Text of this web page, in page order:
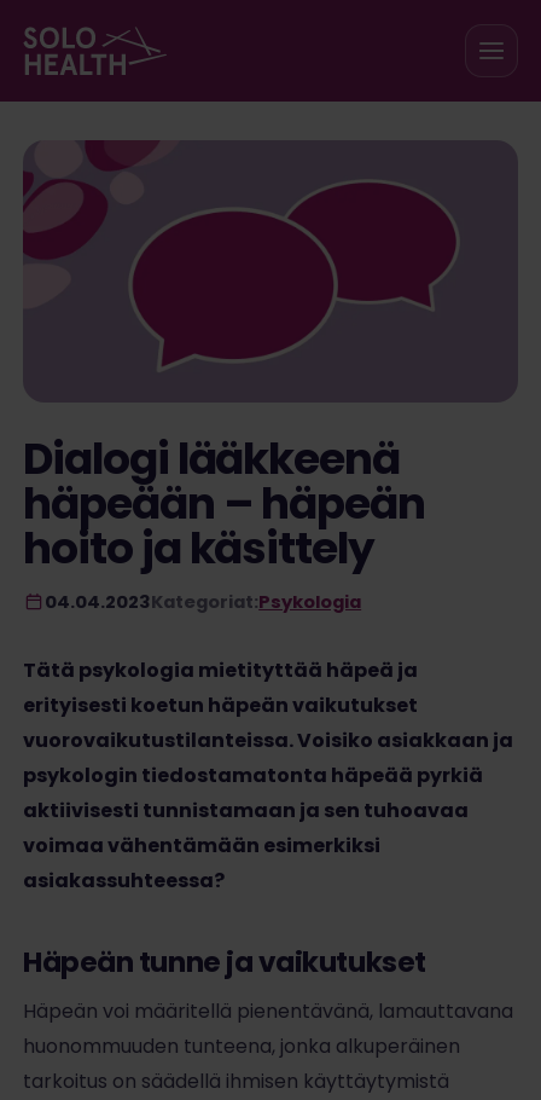
Dialogi lääkkeenä
häpeään – häpeän
hoito ja käsittely
04.04.2023Kategoriat:Psykologia
Tätä psykologia mietityttää häpeä ja
erityisesti koetun häpeän vaikutukset
vuorovaikutustilanteissa. Voisiko asiakkaan ja
psykologin tiedostamatonta häpeää pyrkiä
aktiivisesti tunnistamaan ja sen tuhoavaa
voimaa vähentämään esimerkiksi
asiakassuhteessa?
Häpeän tunne ja vaikutukset
Häpeän voi määritellä pienentävänä, lamauttavana
huonommuuden tunteena, jonka alkuperäinen
tarkoitus on säädellä ihmisen käyttäytymistä